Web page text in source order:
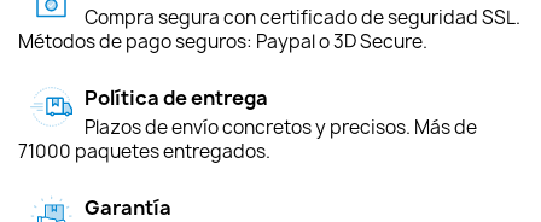
Compra segura con certificado de seguridad SSL.
Métodos de pago seguros: Paypal o 3D Secure.
Política de entrega
Plazos de envío concretos y precisos. Más de
71000 paquetes entregados.
Garantía